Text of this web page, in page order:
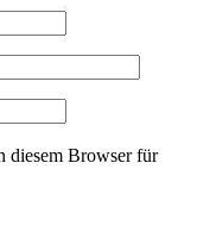
diesem Browser für